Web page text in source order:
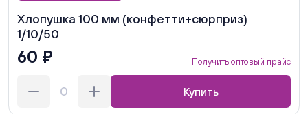
Хлопушка 100 мм (конфетти+сюрприз)
1/10/50
60 ₽ Получить оптовый прайс
Купить